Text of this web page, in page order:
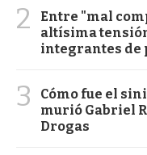
2
Entre "mal
altísima
integrantes de
3
Cómo fue el
murió Gabriel
Drogas